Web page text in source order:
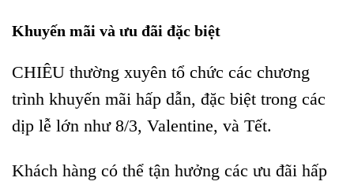
Khuyến mãi và ưu đãi đặc biệt
CHIÊU thường xuyên tổ chức các chương
trình khuyến mãi hấp dẫn, đặc biệt trong các
dịp lễ lớn như 8/3, Valentine, và Tết.
Khách hàng có thể tận hưởng các ưu đãi hấp